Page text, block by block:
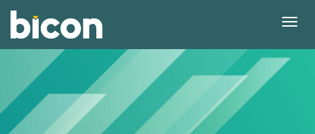
תפריט